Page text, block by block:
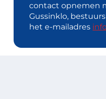
contact opnemen
Gussinklo,
het e-mailadres